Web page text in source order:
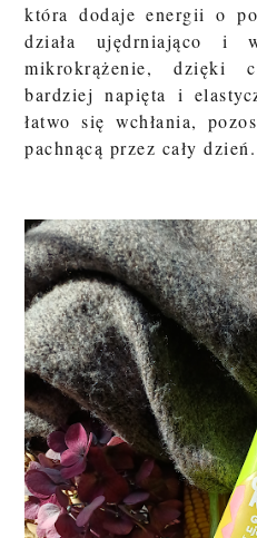
która dodaje energii o
działa ujędrniająco i
mikrokrążenie, dzięki
bardziej napięta i
łatwo się wchłania,
pachnącą przez cały dzień.